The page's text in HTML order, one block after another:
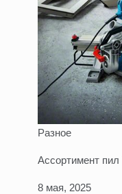
Разное
Ассортимент
8 мая, 2025